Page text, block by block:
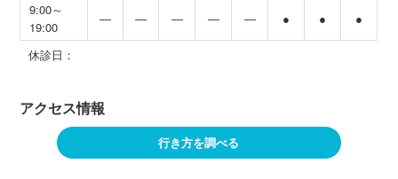
9:00～
19:00
― ― ― ― ― ● ● ●
休診日：
アクセス情報
行き方を調べる